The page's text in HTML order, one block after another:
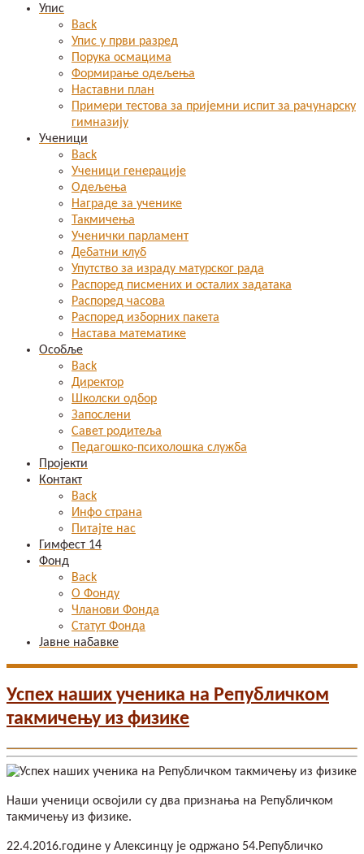
Упис
Back
Упис у први разред
Порука осмацима
Формирање одељења
Наставни план
Примери тестова за пријемни испит за рачунарску
гимназију
Ученици
Back
Ученици генерације
Одељења
Награде за ученике
Такмичења
Ученички парламент
Дебатни клуб
Упутство за израду матурског рада
Распоред писмених и осталих задатака
Распоред часова
Распоред изборних пакета
Настава математике
Особље
Back
Директор
Школски одбор
Запослени
Савет родитеља
Педагошко-психолошка служба
Пројекти
Контакт
Back
Инфо страна
Питајте нас
Гимфест 14
Фонд
Back
О Фонду
Чланови Фонда
Статут Фонда
Јавне набавке
Успех наших ученика на Републичком
такмичењу из физике
Наши ученици освојили су два признања на Републичком
такмичењу из физике.
22.4.2016.године у Алексинцу је одржано 54.Републичко